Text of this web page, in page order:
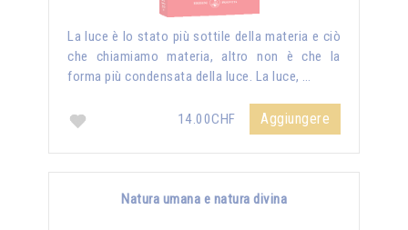
La luce è lo stato più sottile della materia e ciò
che chiamiamo materia, altro non è che la
forma più condensata della luce. La luce, …
14.00CHF Aggiungere
Natura umana e natura divina